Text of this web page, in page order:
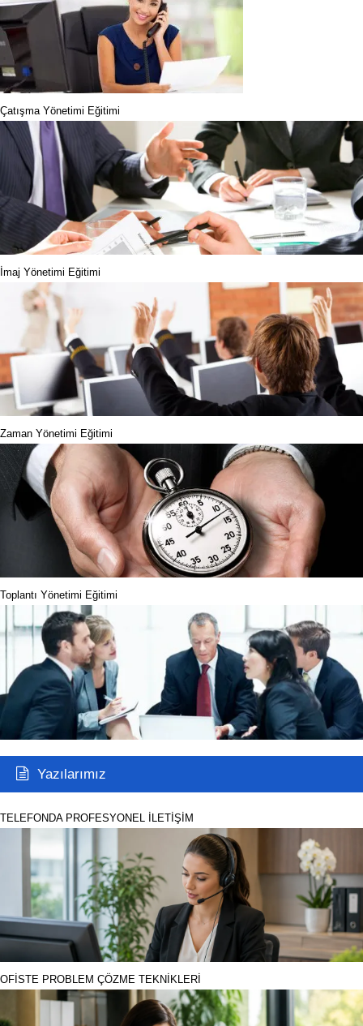
Çatışma Yönetimi Eğitimi
İmaj Yönetimi Eğitimi
Zaman Yönetimi Eğitimi
Toplantı Yönetimi Eğitimi
Yazılarımız
TELEFONDA PROFESYONEL İLETİŞİM
OFİSTE PROBLEM ÇÖZME TEKNİKLERİ